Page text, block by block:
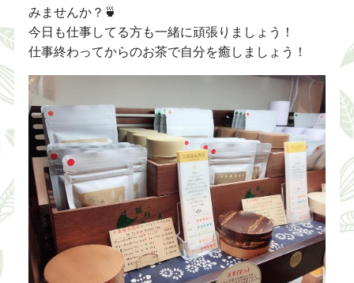
みませんか？🍵
今日も仕事してる方も一緒に頑張りましょう！
仕事終わってからのお茶で自分を癒しましょう！